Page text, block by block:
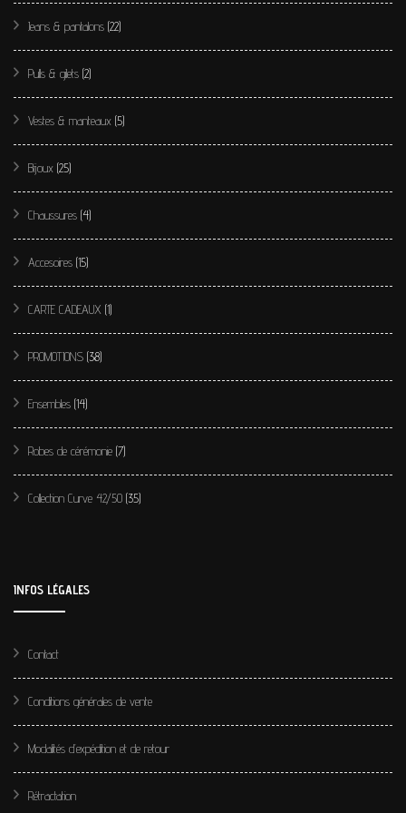
produit
Jeans & pantalons (22)
Pulls & gilets (2)
Vestes & manteaux (5)
Bijoux (25)
Chaussures (4)
Accesoires (15)
CARTE CADEAUX (1)
PROMOTIONS (38)
Ensembles (14)
Robes de cérémonie (7)
Collection Curve 42/50 (35)
INFOS LÉGALES
Contact
Conditions générales de vente
Modalités d’expédition et de retour
Rétractation